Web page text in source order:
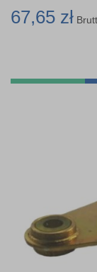
67,65 zł